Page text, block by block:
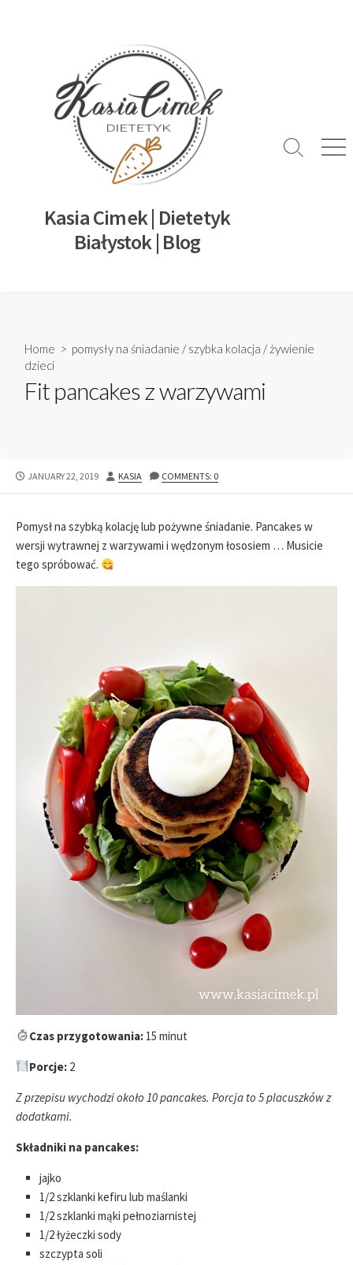
Kasia Cimek | Dietetyk
Białystok | Blog
Home > pomysły na śniadanie /szybka kolacja /żywienie
dzieci
Fit pancakes z warzywami
JANUARY 22, 2019 KASIA COMMENTS: 0
Pomysł na szybką kolację lub pożywne śniadanie. Pancakes w
wersji wytrawnej z warzywami i wędzonym łososiem … Musicie
tego spróbować.
Czas przygotowania: 15 minut
Porcje: 2
Z przepisu wychodzi około 10 pancakes. Porcja to 5 placuszków z
dodatkami.
Składniki na pancakes:
jajko
1/2 szklanki kefiru lub maślanki
1/2 szklanki mąki pełnoziarnistej
1/2 łyżeczki sody
szczypta soli